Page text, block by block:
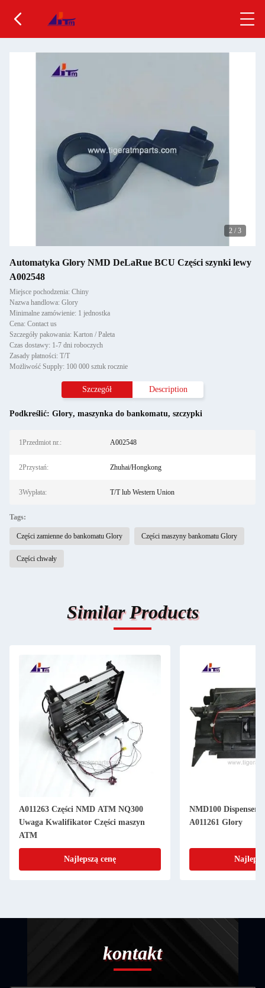
2 / 3
Automatyka Glory NMD DeLaRue BCU Części szynki lewy
A002548
Miejsce pochodzenia: Chiny
Nazwa handlowa: Glory
Minimalne zamówienie: 1 jednostka
Cena: Contact us
Szczegóły pakowania: Karton / Paleta
Czas dostawy: 1-7 dni roboczych
Zasady płatności: T/T
Możliwość Supply: 100 000 sztuk rocznie
Szczegół Description
Podkreślić: Glory, maszynka do bankomatu, szczypki
1Przedmiot nr.: A002548
2Przystań: Zhuhai/Hongkong
3Wypłata: T/T lub Western Union
Tags:
Części zamienne do bankomatu Glory Części maszyny bankomatu Glory
Części chwały
Similar Products
A011263 Części NMD ATM NQ300
Uwaga Kwalifikator Części maszyn
ATM
Najlepszą cenę
NMD100 Dispenser
A011261 Glory
kontakt